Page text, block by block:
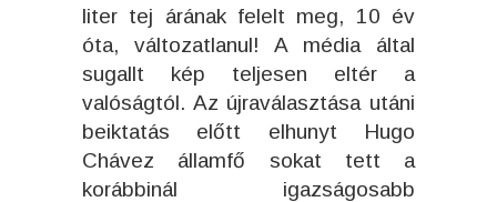
liter tej árának felelt meg, 10 év
óta, változatlanul! A média által
sugallt kép teljesen eltér a
valóságtól. Az újraválasztása utáni
beiktatás előtt elhunyt Hugo
Chávez államfő sokat tett a
korábbinál igazságosabb